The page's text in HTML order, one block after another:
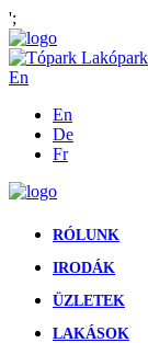
';
En
En
De
Fr
RÓLUNK
IRODÁK
ÜZLETEK
LAKÁSOK